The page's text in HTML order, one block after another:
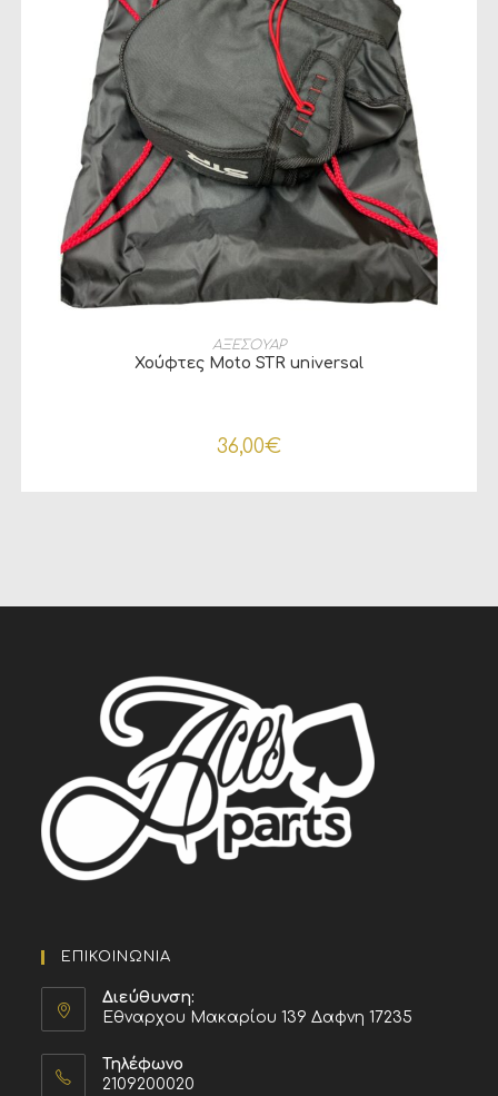
ΠΡΟΣΘΉΚΗ ΣΤΟ ΚΑΛΆΘΙ
ΑΞΕΣΟΥΑΡ
Χούφτες Moto STR universal
36,00€
ΕΠΙΚΟΙΝΩΝΙΑ
Διεύθυνση:
Εθναρχου Μακαρίου 139 Δαφνη 17235
Τηλέφωνο
2109200020